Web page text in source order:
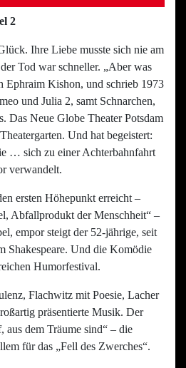
2
Ihre Liebe musste sich nie am
Tod war schneller. „Aber was
Ephraim Kishon, und schrieb 1973
und Julia 2, samt Schnarchen,
Das Neue Globe Theater Potsdam
Und hat begeistert:
… sich zu einer Achterbahnfahrt
verwandelt.
ersten Höhepunkt erreicht –
Abfallprodukt der Menschheit“ –
empor steigt der 52-jährige, seit
Shakespeare. Und die Komödie
Humorfestival.
Flachwitz mit Poesie, Lacher
präsentierte Musik. Der
aus dem Träume sind“ – die
für das „Fell des Zwerches“.